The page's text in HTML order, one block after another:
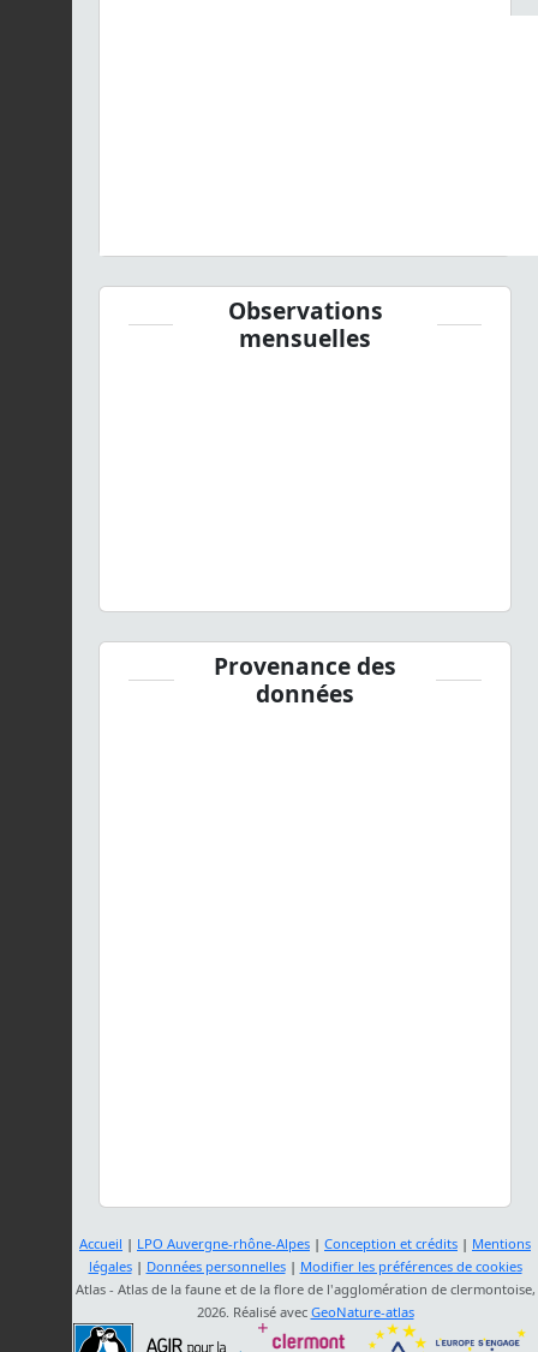
Observations
mensuelles
Provenance des
données
Accueil | LPO Auvergne-rhône-Alpes | Conception et crédits | Mentions
légales| Données personnelles| Modifier les préférences de cookies
Atlas - Atlas de la faune et de la flore de l'agglomération de clermontoise,
2026. Réalisé avec GeoNature-atlas